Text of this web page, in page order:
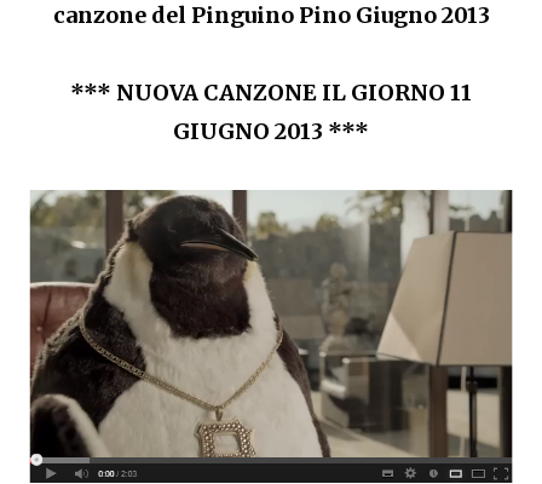
canzone del Pinguino Pino Giugno 2013
*** NUOVA CANZONE IL GIORNO 11
GIUGNO 2013 ***